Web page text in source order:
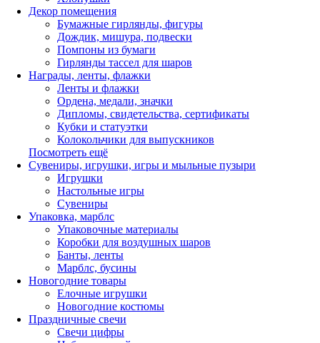
Декор помещения
Бумажные гирлянды, фигуры
Дождик, мишура, подвески
Помпоны из бумаги
Гирлянды тассел для шаров
Награды, ленты, флажки
Ленты и флажки
Ордена, медали, значки
Дипломы, свидетельства, сертификаты
Кубки и статуэтки
Колокольчики для выпускников
Посмотреть ещё
Сувениры, игрушки, игры и мыльные пузыри
Игрушки
Настольные игры
Сувениры
Упаковка, марблс
Упаковочные материалы
Коробки для воздушных шаров
Банты, ленты
Марблс, бусины
Новогодние товары
Елочные игрушки
Новогодние костюмы
Праздничные свечи
Свечи цифры